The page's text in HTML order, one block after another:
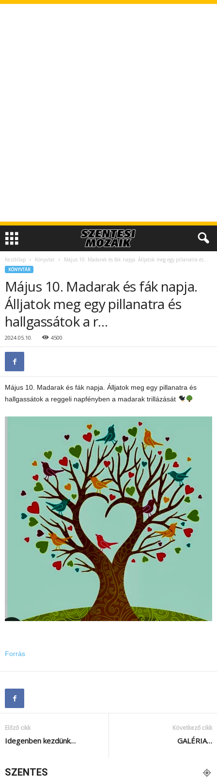
Kezdőlap Könyvtár Május 10. Madarak és fák napja. Álljatok meg egy pillanatra és...
KÖNYVTÁR
Május 10. Madarak és fák napja.
Álljatok meg egy pillanatra és
hallgassátok a r…
2024.05.10. 4500
Május 10. Madarak és fák napja. Álljatok meg egy pillanatra és
hallgassátok a reggeli napfényben a madarak trillázását
Forrás
Előző cikk
Idegenben kezdünk…
Következő cikk
GALÉRIA…
SZENTES